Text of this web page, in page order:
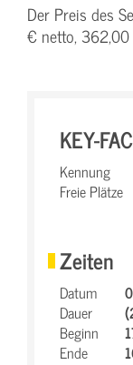
Der Preis des
€ netto,
KEY-
Kennung
Freie Plätze
Zeiten
Datum
Dauer
Beginn
Ende